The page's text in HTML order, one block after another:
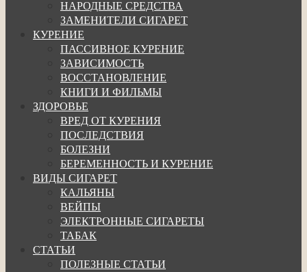
НАРОДНЫЕ СРЕДСТВА
ЗАМЕНИТЕЛИ СИГАРЕТ
КУРЕНИЕ
ПАССИВНОЕ КУРЕНИЕ
ЗАВИСИМОСТЬ
ВОССТАНОВЛЕНИЕ
КНИГИ И ФИЛЬМЫ
ЗДОРОВЬЕ
ВРЕД ОТ КУРЕНИЯ
ПОСЛЕДСТВИЯ
БОЛЕЗНИ
БЕРЕМЕННОСТЬ И КУРЕНИЕ
ВИДЫ СИГАРЕТ
КАЛЬЯНЫ
ВЕЙПЫ
ЭЛЕКТРОННЫЕ СИГАРЕТЫ
ТАБАК
СТАТЬИ
ПОЛЕЗНЫЕ СТАТЬИ